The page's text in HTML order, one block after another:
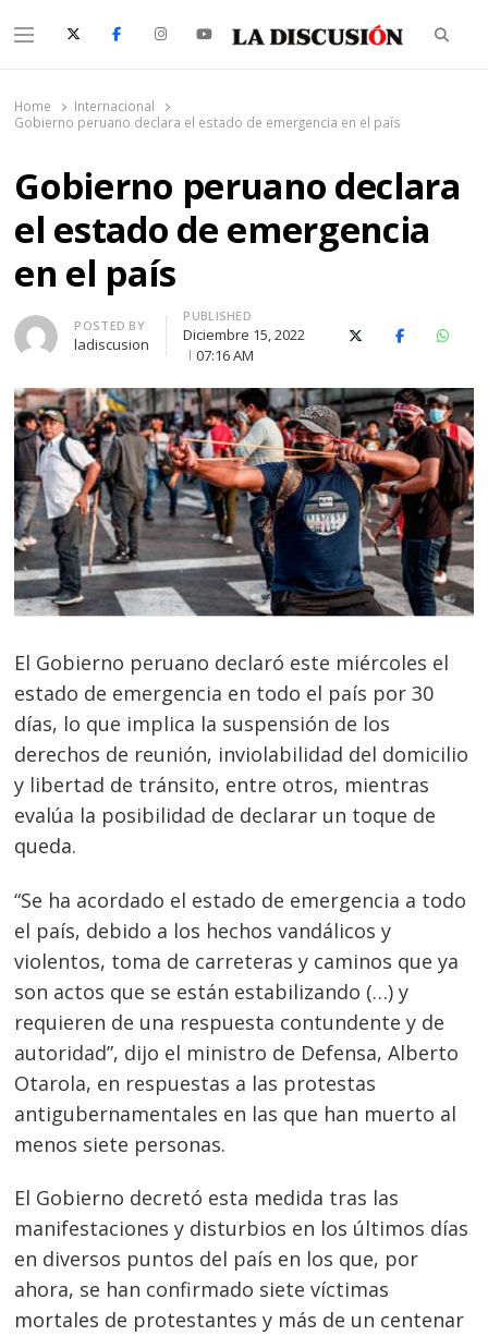
Menu
Home
Internacional
Gobierno peruano declara el estado de emergencia en el país
Gobierno peruano declara
el estado de emergencia
en el país
Author
POSTED BY
ladiscusion
PUBLISHED
Diciembre 15, 2022
07:16 AM
X (Twitter)Facebook
El Gobierno peruano declaró este miércoles el
estado de emergencia en todo el país por 30
días, lo que implica la suspensión de los
derechos de reunión, inviolabilidad del domicilio
y libertad de tránsito, entre otros, mientras
evalúa la posibilidad de declarar un toque de
queda.
“Se ha acordado el estado de emergencia a todo
el país, debido a los hechos vandálicos y
violentos, toma de carreteras y caminos que ya
son actos que se están estabilizando (…) y
requieren de una respuesta contundente y de
autoridad”, dijo el ministro de Defensa, Alberto
Otarola, en respuestas a las protestas
antigubernamentales en las que han muerto al
menos siete personas.
El Gobierno decretó esta medida tras las
manifestaciones y disturbios en los últimos días
en diversos puntos del país en los que, por
ahora, se han confirmado siete víctimas
mortales de protestantes y más de un centenar